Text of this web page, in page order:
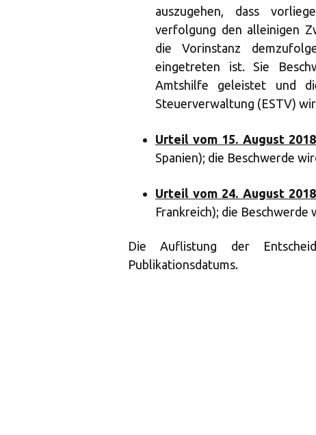
auszugehen, dass
verfolgung den alleinigen
die Vorinstanz
eingetreten ist. Sie
Amtshilfe geleistet und
Steuerverwaltung (ESTV)
Urteil vom 15. August
Spanien); die Beschwerde
Urteil vom 24. August
Frankreich); die Beschwerde
Die Auflistung der
Publikationsdatums.